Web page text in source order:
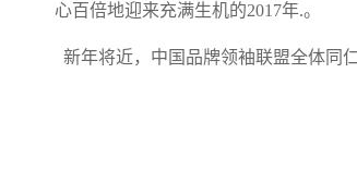
心百倍地迎来充满生机的2017年.。
新年将近，中国品牌领袖联盟全体同